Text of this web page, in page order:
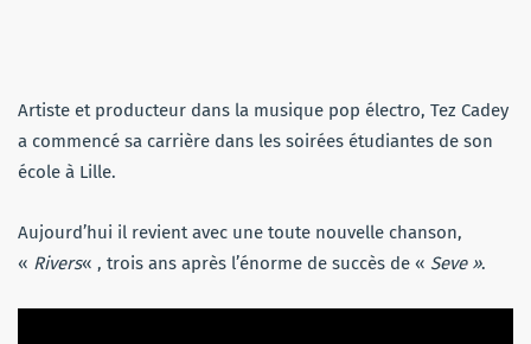
Artiste et producteur dans la musique pop électro, Tez Cadey
a commencé sa carrière dans les soirées étudiantes de son
école à Lille.
Aujourd’hui il revient avec une toute nouvelle chanson,
« Rivers« , trois ans après l’énorme de succès de « Seve ».